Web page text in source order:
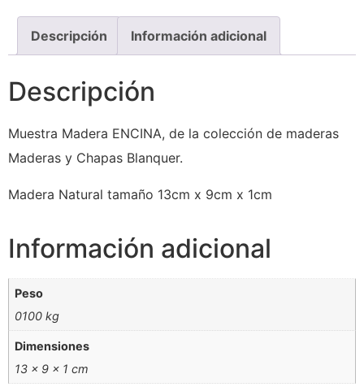
Descripción Información adicional
Descripción
Muestra Madera ENCINA, de la colección de maderas
Maderas y Chapas Blanquer.
Madera Natural tamaño 13cm x 9cm x 1cm
Información adicional
Peso
0100 kg
Dimensiones
13 × 9 × 1 cm